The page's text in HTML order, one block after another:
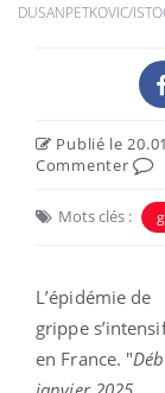
DUSANPETKOVIC/
Publié le
Commenter
Mots clés :
L’épidémie de
grippe
en France. "